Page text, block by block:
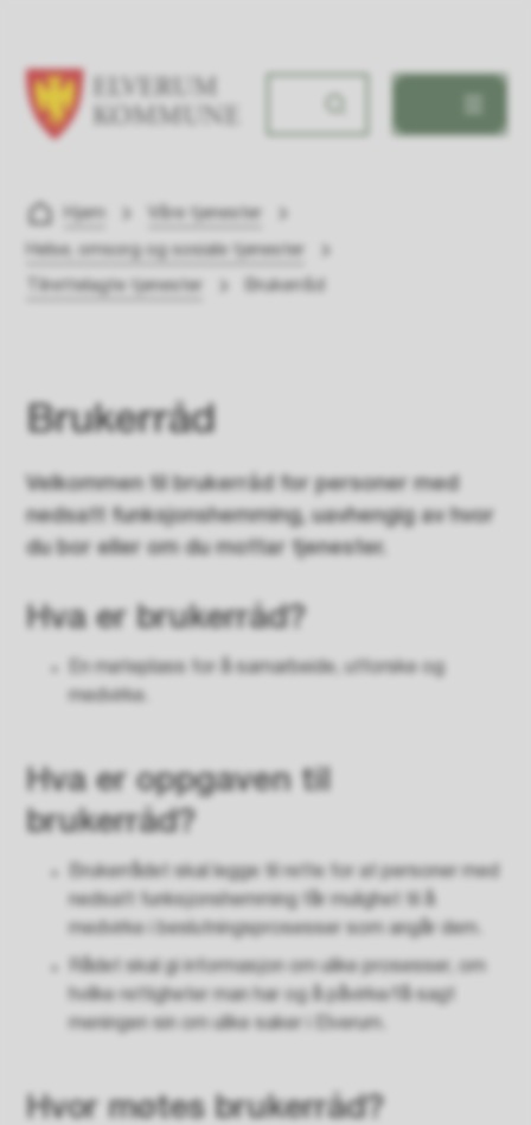
Du er her:
Tilrettelagte tjenester
Brukerråd
Velkommen til brukerråd for personer med
nedsatt funksjonshemming, uavhengig av hvor
du bor eller om du mottar tjenester.
Hva er brukerråd?
medvirke.
Hva er oppgaven til
brukerråd?
nedsatt funksjonshemming får mulighet til å
medvirke i beslutningsprosesser som angår dem.
Rådet skal gi informasjon om ulike prosesser, om
hvilke rettigheter man har og å påvirke/få sagt
meningen sin om ulike saker i Elverum.
Hvor møtes brukerråd?